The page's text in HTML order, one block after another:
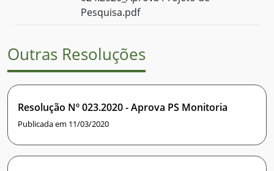
Pesquisa.pdf
Outras Resoluções
Resolução Nº 023.2020 - Aprova PS Monitoria
Publicada em 11/03/2020